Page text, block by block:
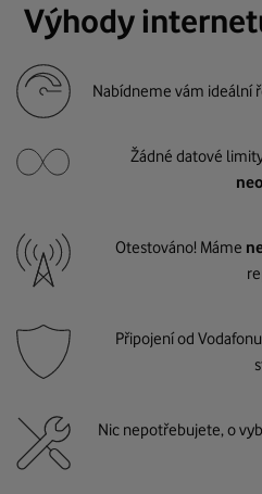
Výhody
Nabídneme vám ideální
Žádné datové
Otestováno! Máme
Připojení od
Nic nepotřebujete, o